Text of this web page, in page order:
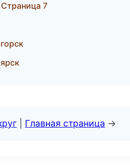
7
Главная страница →